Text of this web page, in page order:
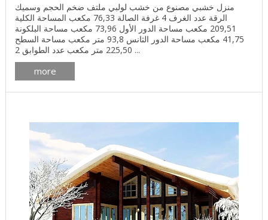
منزل خشبي مصنوع من خشب لولبي ملتف ضخم الحجم وسميك
الرقة عدد الغرف 4 غرفة الصالة 76,33 مكعب المساحة الكلية
209,51 مكعب مساحة الدور الأول 73,96 مكعب مساحة البلكونة
41,75 مكعب مساحة الدور الثانس 93,8 متر مكعب مساحة السطح
225,50 متر مكعب عدد الطوابق 2 ...
more